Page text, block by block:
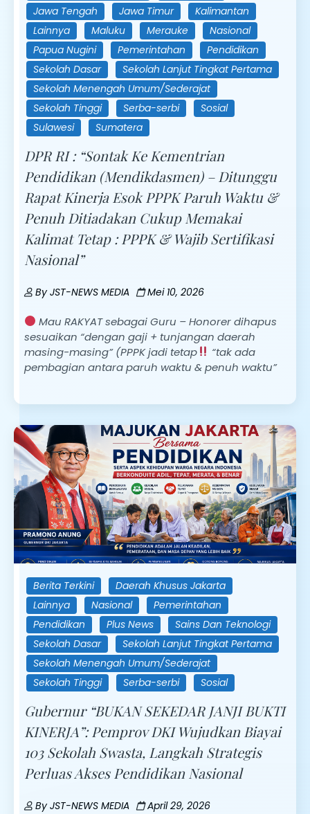
Jawa Tengah
Jawa Timur
Kalimantan
Lainnya
Maluku Merauke
Nasional
Papua Nugini
Pemerintahan
Pendidikan
Sekolah Dasar
Sekolah Lanjut Tingkat Pertama
Sekolah Menengah Umum/Sederajat
Sekolah Tinggi
Serba-serbi
Sosial
Sulawesi
Sumatera
DPR RI : “Sontak Ke Kementrian
Pendidikan (Mendikdasmen) – Ditunggu
Rapat Kinerja Esok PPPK Paruh Waktu &
Penuh Ditiadakan Cukup Memakai
Kalimat Tetap : PPPK & Wajib Sertifikasi
Nasional”
By JST-NEWS MEDIA Mei 10, 2026
Mau RAKYAT sebagai Guru – Honorer dihapus
sesuaikan “dengan gaji + tunjangan daerah
masing-masing” (PPPK jadi tetap
“tak ada
pembagian antara paruh waktu & penuh waktu”
Berita Terkini
Daerah Khusus Jakarta
Lainnya
Nasional
Pemerintahan
Pendidikan
Plus News
Sains Dan Teknologi
Sekolah Dasar
Sekolah Lanjut Tingkat Pertama
Sekolah Menengah Umum/Sederajat
Sekolah Tinggi
Serba-serbi Sosial
Gubernur “BUKAN SEKEDAR JANJI BUKTI
KINERJA”: Pemprov DKI Wujudkan Biayai
103 Sekolah Swasta, Langkah Strategis
Perluas Akses Pendidikan Nasional
ByJST-NEWS MEDIA April 29, 2026